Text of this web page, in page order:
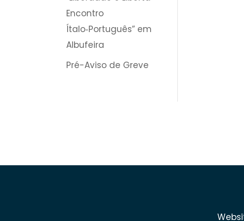
Encontro
Ítalo‑Português” em
Albufeira
Pré-Aviso de Greve